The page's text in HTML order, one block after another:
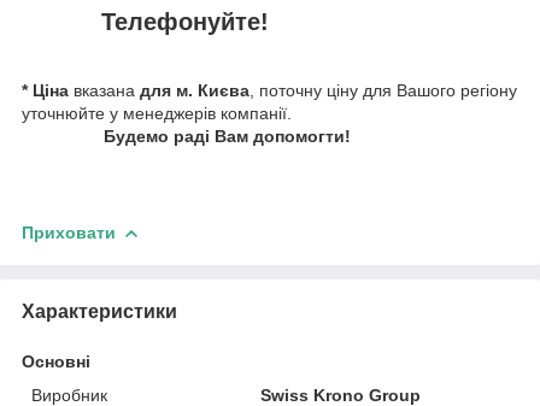
Телефонуйте!
* Ціна вказана для м. Києва , поточну ціну для Вашого регіону
уточнюйте у менеджерів компанії.
Будемо раді Вам допомогти!
Приховати
Характеристики
Основні
Виробник
Swiss Krono Group